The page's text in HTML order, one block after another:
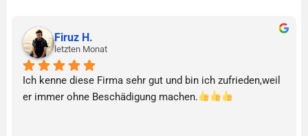
Firuz H.
letzten Monat
Ich kenne diese Firma sehr gut und bin ich zufrieden,weil
er immer ohne Beschädigung machen.